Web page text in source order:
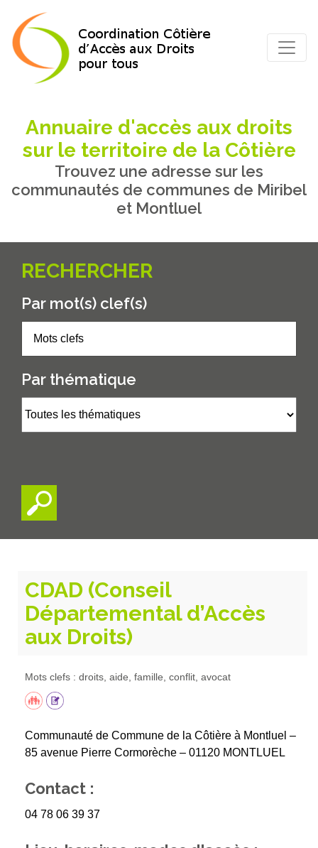
Annuaire d'accès aux droits
sur le territoire de la Côtière
Trouvez une adresse sur les
communautés de communes de Miribel
et Montluel
RECHERCHER
Par mot(s) clef(s)
Par thématique
CDAD (Conseil
Départemental d’Accès
aux Droits)
Mots clefs : droits, aide, famille, conflit, avocat
Communauté de Commune de la Côtière à Montluel –
85 avenue Pierre Cormorèche – 01120 MONTLUEL
Contact :
04 78 06 39 37